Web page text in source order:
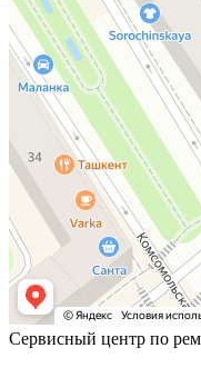
Сервисный центр по